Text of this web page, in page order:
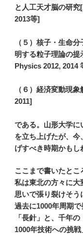
と人工天才脳の研
2013等]
（５）核子・生命
明する粒子理論の
Physics 2012, 2014
（６）経済変動現
2011]
である。山形大学に
を立ち上げたが、
げすべき時期かもし
ここまで書いたとこ
私は東北の方々に大
思いで張り裂けそう
過去に1000年周期で
「長針」と、千年
1000年技術への挑